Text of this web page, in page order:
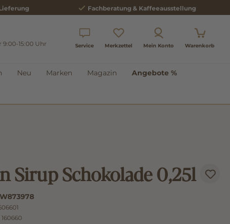
Fachberatung & Kaffeeausstellung
9:00-15:00 Uhr
Service Merkzettel Mein Konto Warenkorb
Neu Marken Magazin Angebote %
Sirup Schokolade 0,25l
W873978
160660